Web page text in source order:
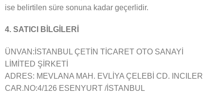
ise belirtilen süre sonuna kadar geçerlidir.
4. SATICI BİLGİLERİ
ÜNVAN:İSTANBUL ÇETİN TİCARET OTO SANAYİ
LİMİTED ŞİRKETİ
ADRES: MEVLANA MAH. EVLİYA ÇELEBİ CD. INCILER
CAR.NO:4/126 ESENYURT /İSTANBUL